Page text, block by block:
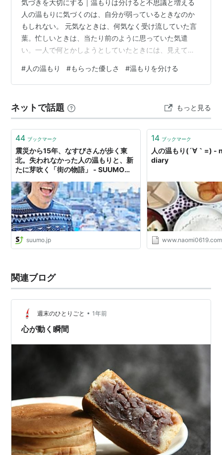
気づきを大切にする｜温もりは分けると不思議と増える
人の温もりに気づくのは、自分が弱っているときなのか
もしれない。 元気なときは、何気なく受け流していた言
葉。忙しいときは、当たり前のように思っていた気遣
い。一人で何とかしようとしていたときには、見えてい
分だけでは抱えきれないと感じたとき。誰かにそっと支
えてもらったとき。 その温もりが、思っていた以上に心
話を聞いてもらった。責めずに受け止めてもらった。 そ
れは大きな出来事ではなかったかもしれない。けれど、
その小さな温もりに救われることがある。 …
#人の温もり #もらった優しさ #温もりを分ける
ネットで話題 もっと見る
44 ブックマーク
震災から15年、なすびさんが歩く東
北。失われなかった人の温もりと、新
たに芽吹く「街の物語」 - SUUMOタ
suumo.jp
14 ブックマーク
人の温もり(´∀｀=) -
diary
www.naomi0619.com
関連ブログ
週末のひとりごと • 1年前
心が動く瞬間